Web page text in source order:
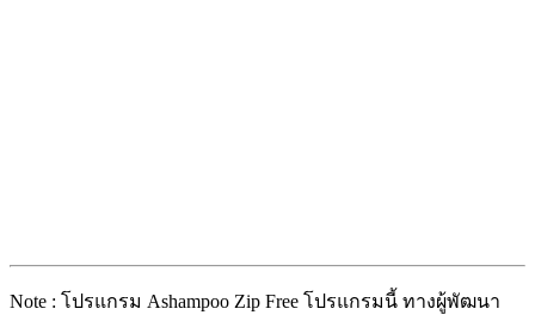
Note : โปรแกรม Ashampoo Zip Free โปรแกรมนี้ ทางผู้พัฒนา